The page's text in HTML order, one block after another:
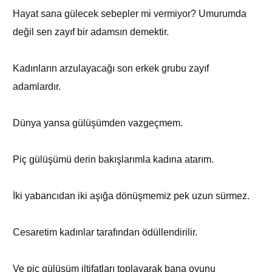
Hayat sana gülecek sebepler mi vermiyor? Umurumda
değil sen zayıf bir adamsın demektir.
Kadınların arzulayacağı son erkek grubu zayıf
adamlardır.
Dünya yansa gülüşümden vazgeçmem.
Piç gülüşümü derin bakışlarımla kadına atarım.
İki yabancıdan iki aşığa dönüşmemiz pek uzun sürmez.
Cesaretim kadınlar tarafından ödüllendirilir.
Ve piç gülüşüm iltifatları toplayarak bana oyunu